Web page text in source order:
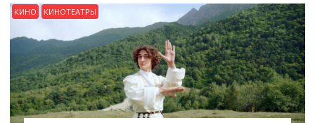
КИНО КИНОТЕАТРЫ